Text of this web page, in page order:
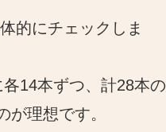
的にチェックしま
14本ずつ、計28本の
理想です。